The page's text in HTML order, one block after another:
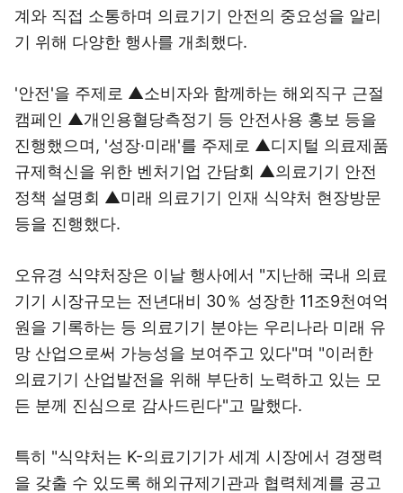
계와 직접 소통하며 의료기기 안전의 중요성을 알리
기 위해 다양한 행사를 개최했다.
'안전'을 주제로 ▲소비자와 함께하는 해외직구 근절
캠페인 ▲개인용혈당측정기 등 안전사용 홍보 등을
진행했으며, '성장·미래'를 주제로 ▲디지털 의료제품
규제혁신을 위한 벤처기업 간담회 ▲의료기기 안전
정책 설명회 ▲미래 의료기기 인재 식약처 현장방문
등을 진행했다.
오유경 식약처장은 이날 행사에서 "지난해 국내 의료
기기 시장규모는 전년대비 30％ 성장한 11조9천여억
원을 기록하는 등 의료기기 분야는 우리나라 미래 유
망 산업으로써 가능성을 보여주고 있다"며 "이러한
의료기기 산업발전을 위해 부단히 노력하고 있는 모
든 분께 진심으로 감사드린다"고 말했다.
특히 "식약처는 K-의료기기가 세계 시장에서 경쟁력
을 갖출 수 있도록 해외규제기관과 협력체계를 공고